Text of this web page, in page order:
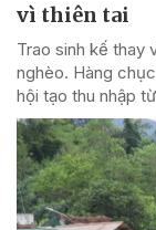
vì thiên tai
Trao sinh kế thay
nghèo. Hàng
hội tạo thu nhập